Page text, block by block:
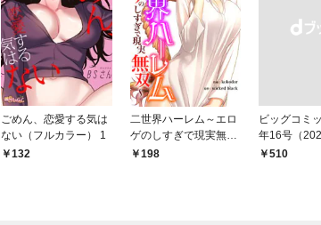
ごめん、恋愛する気は
ない（フルカラー） 1
132
二世界ハーレム～エロ
ゲのしすぎで現実無双
～１198
ビッグコミ
年16号（
日発売）
￥510